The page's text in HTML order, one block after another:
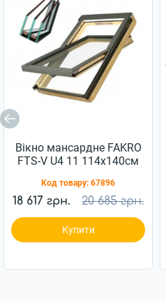
Вікно мансардне FAKRO
FTS-V U4 11 114x140см
Код товару: 67896
18 617 грн. 20 685 грн.
Купити